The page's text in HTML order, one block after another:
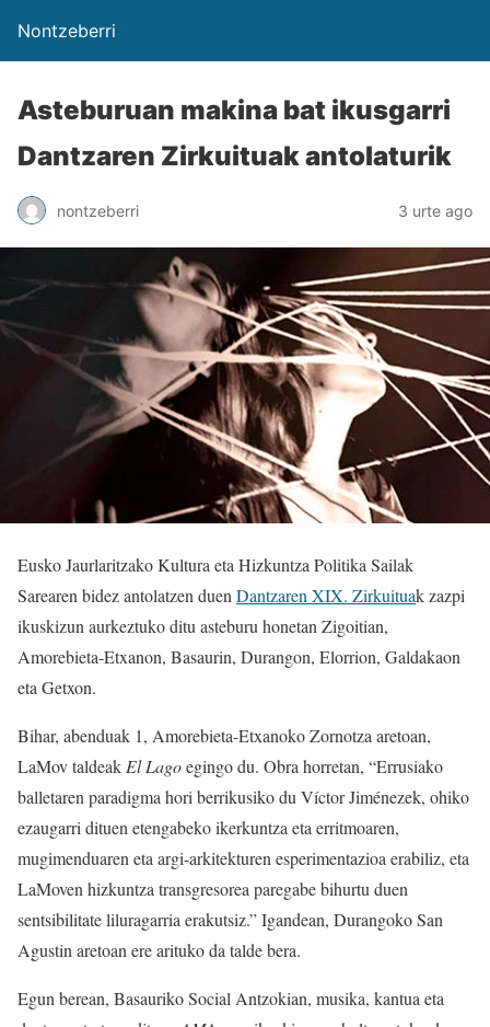
Nontzeberri
Asteburuan makina bat ikusgarri
Dantzaren Zirkuituak antolaturik
nontzeberri 3 urte ago
Eusko Jaurlaritzako Kultura eta Hizkuntza Politika Sailak
Sarearen bidez antolatzen duenDantzaren XIX. Zirkuituak zazpi
ikuskizun aurkeztuko ditu asteburu honetan Zigoitian,
Amorebieta-Etxanon, Basaurin, Durangon, Elorrion, Galdakaon
eta Getxon.
Bihar, abenduak 1, Amorebieta-Etxanoko Zornotza aretoan,
LaMov taldeakEl Lagoegingo du. Obra horretan, “Errusiako
balletaren paradigma hori berrikusiko du Víctor Jiménezek, ohiko
ezaugarri dituen etengabeko ikerkuntza eta erritmoaren,
mugimenduaren eta argi-arkitekturen esperimentazioa erabiliz, eta
LaMoven hizkuntza transgresorea paregabe bihurtu duen
sentsibilitate liluragarria erakutsiz.” Igandean, Durangoko San
Agustin aretoan ere arituko da talde bera.
Egun berean, Basauriko Social Antzokian, musika, kantua eta